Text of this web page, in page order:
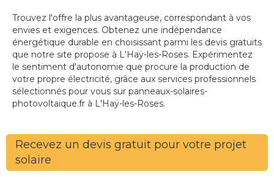
Trouvez l'offre la plus avantageuse, correspondant à vos
envies et exigences. Obtenez une indépendance
énergétique durable en choisissant parmi les devis gratuits
que notre site propose à L'Haÿ-les-Roses. Expérimentez
le sentiment d'autonomie que procure la production de
votre propre électricité, grâce aux services professionnels
sélectionnés pour vous sur panneaux-solaires-
photovoltaique.fr à L'Haÿ-les-Roses.
Recevez un devis gratuit pour votre projet
solaire